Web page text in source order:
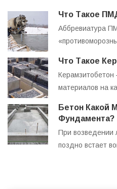
Что Такое
Аббревиатура
Что Такое
материалов на
Бетон Какой
Фундамента?
При возведении
поздно встает